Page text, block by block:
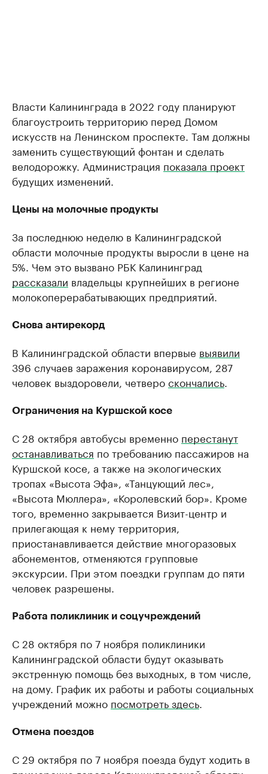
Власти Калининграда в 2022 году планируют
благоустроить территорию перед Домом
искусств на Ленинском проспекте. Там должны
заменить существующий фонтан и сделать
велодорожку. Администрация показала проект
будущих изменений.
Цены на молочные продукты
За последнюю неделю в Калининградской
области молочные продукты выросли в цене на
5%. Чем это вызвано РБК Калининград
рассказали владельцы крупнейших в регионе
молокоперерабатывающих предприятий.
Снова антирекорд
В Калининградской области впервые выявили
396 случаев заражения коронавирусом, 287
человек выздоровели, четвероскончались
Ограничения на Куршской косе
С 28 октября автобусы временно перестанут
останавливаться по требованию пассажиров на
Куршской косе, а также на экологических
тропах «Высота Эфа», «Танцующий лес»,
«Высота Мюллера», «Королевский бор». Кроме
того, временно закрывается Визит-центр и
прилегающая к нему территория,
приостанавливается действие многоразовых
абонементов, отменяются групповые
экскурсии. При этом поездки группам до пяти
человек разрешены.
Работа поликлиник и соцучреждений
С 28 октября по 7 ноября поликлиники
Калининградской области будут оказывать
экстренную помощь без выходных, в том числе,
на дому. График их работы и работы социальных
учреждений можно посмотреть здесь
Отмена поездов
С 29 октября по 7 ноября поезда будут ходить в